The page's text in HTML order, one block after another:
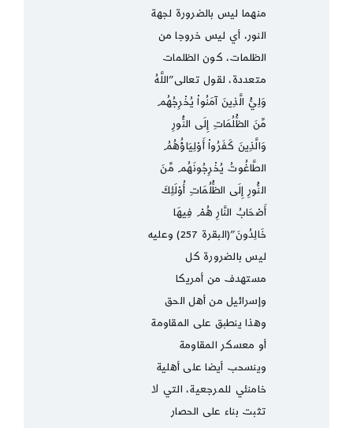
منهما ليس بالضرورة لجهة
النور، أي ليس خروجا من
الظلمات، كون الظلمات
متعددة، لقول تعالى”اللَّهُ
وَلِيُّ الَّذِينَ آمَنُواْ يُخْرِجُهُم
مِّنَ الظُّلُمَاتِ إِلَى النُّورِ
وَالَّذِينَ كَفَرُواْ أَوْلِيَاؤُهُمُ
الطَّاغُوتُ يُخْرِجُونَهُم مِّنَ
النُّورِ إِلَى الظُّلُمَاتِ أُوْلَئِكَ
أَصْحَابُ النَّارِ هُمْ فِيهَا
خَالِدُونَ”(البقرة 257) وعليه
ليس بالضرورة كل
مستهدف من أمريكا
وإسرائيل من أهل الحق
وهذا ينطبق على المقاومة
أو معسكر المقاومة
وينسحب أيضا على أهلية
خامنئي للمرجعية، التي لا
تثبت بناء على الحصار